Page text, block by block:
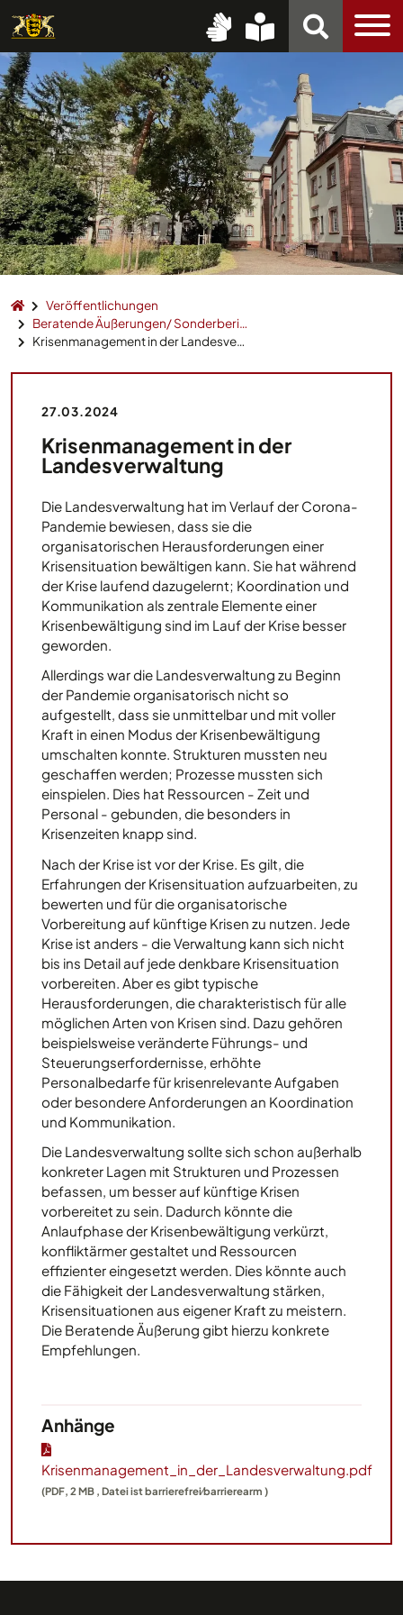
Veröffentlichungen
Beratende Äußerungen/ Sonderberi…
Krisenmanagement in der Landesve…
27.03.2024
Krisenmanagement in der
Landesverwaltung
Die Landesverwaltung hat im Verlauf der Corona-
Pandemie bewiesen, dass sie die
organisatorischen Herausforderungen einer
Krisensituation bewältigen kann. Sie hat während
der Krise laufend dazugelernt; Koordination und
Kommunikation als zentrale Elemente einer
Krisenbewältigung sind im Lauf der Krise besser
geworden.
Allerdings war die Landesverwaltung zu Beginn
der Pandemie organisatorisch nicht so
aufgestellt, dass sie unmittelbar und mit voller
Kraft in einen Modus der Krisenbewältigung
umschalten konnte. Strukturen mussten neu
geschaffen werden; Prozesse mussten sich
einspielen. Dies hat Ressourcen - Zeit und
Personal - gebunden, die besonders in
Krisenzeiten knapp sind.
Nach der Krise ist vor der Krise. Es gilt, die
Erfahrungen der Krisensituation aufzuarbeiten, zu
bewerten und für die organisatorische
Vorbereitung auf künftige Krisen zu nutzen. Jede
Krise ist anders - die Verwaltung kann sich nicht
bis ins Detail auf jede denkbare Krisensituation
vorbereiten. Aber es gibt typische
Herausforderungen, die charakteristisch für alle
möglichen Arten von Krisen sind. Dazu gehören
beispielsweise veränderte Führungs- und
Steuerungserfordernisse, erhöhte
Personalbedarfe für krisenrelevante Aufgaben
oder besondere Anforderungen an Koordination
und Kommunikation.
Die Landesverwaltung sollte sich schon außerhalb
konkreter Lagen mit Strukturen und Prozessen
befassen, um besser auf künftige Krisen
vorbereitet zu sein. Dadurch könnte die
Anlaufphase der Krisenbewältigung verkürzt,
konfliktärmer gestaltet und Ressourcen
effizienter eingesetzt werden. Dies könnte auch
die Fähigkeit der Landesverwaltung stärken,
Krisensituationen aus eigener Kraft zu meistern.
Die Beratende Äußerung gibt hierzu konkrete
Empfehlungen.
Anhänge
Krisenmanagement_in_der_Landesverwaltung.pdf
(PDF, 2 MB , Datei ist barrierefrei⁄barrierearm )